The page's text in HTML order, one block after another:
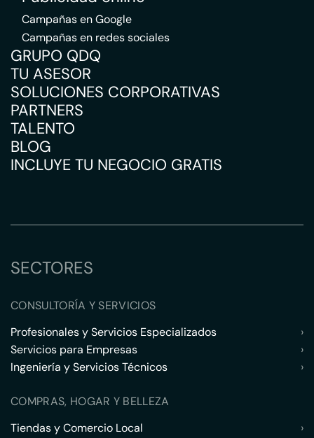
Campañas en Google
Campañas en redes sociales
GRUPO QDQ
TU ASESOR
SOLUCIONES CORPORATIVAS
PARTNERS
TALENTO
BLOG
INCLUYE TU NEGOCIO GRATIS
SECTORES
CONSULTORÍA Y SERVICIOS
Profesionales y Servicios Especializados
›
Servicios para Empresas
›
Ingeniería y Servicios Técnicos
›
COMPRAS, HOGAR Y BELLEZA
Tiendas y Comercio Local
›